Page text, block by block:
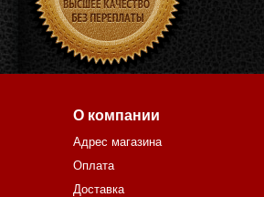
О компании
Адрес магазина
Оплата
Доставка